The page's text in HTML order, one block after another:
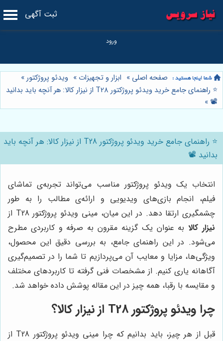
ثبت آگهی
صفحه اصلی » ابزار و تجهیزات » ویدئو پروژکتور»
⭐️ راهنمای جامع خرید ویدئو پروژکتور T28 از نیزار کالا: هر آنچه باید بدانید
📽️
»
⭐️ راهنمای جامع خرید ویدئو پروژکتور T28 از نیزار کالا: هر آنچه باید
بدانید 📽️
انتخاب یک ویدئو پروژکتور مناسب می‌تواند تجربه‌ی تماشای
فیلم، انجام بازی‌های ویدیویی و ارائه‌ی مطالب را به طور
چشمگیری ارتقا دهد. در این میان، مینی ویدئو پروژکتور T28 از
نیزار کالابه عنوان یک گزینه مقرون به صرفه و کاربردی مطرح
می‌شود. در این راهنمای جامع، به بررسی دقیق این محصول،
ویژگی‌ها، مزایا و معایب آن می‌پردازیم تا شما را در تصمیم‌گیری
آگاهانه یاری کنیم. از مشخصات فنی گرفته تا کاربردهای مختلف
و مقایسه با رقبا، همه چیز در این مقاله پوشش داده خواهد شد.
چرا ویدئو پروژکتور T28 از نیزار کالا؟
قبل از هر چیز، باید بدانیم که چرا مینی ویدئو پروژکتور T28 از